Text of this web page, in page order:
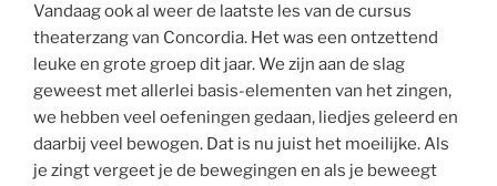
Vandaag ook al weer de laatste les van de cursus
theaterzang van Concordia. Het was een ontzettend
leuke en grote groep dit jaar. We zijn aan de slag
geweest met allerlei basis-elementen van het zingen,
we hebben veel oefeningen gedaan, liedjes geleerd en
daarbij veel bewogen. Dat is nu juist het moeilijke. Als
je zingt vergeet je de bewegingen en als je beweegt